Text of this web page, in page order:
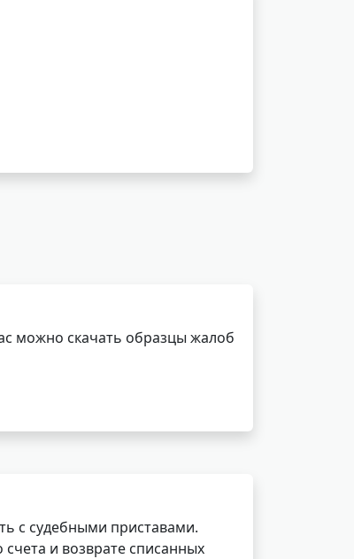
можно скачать образцы жалоб
с судебными приставами.
и возврате списанных